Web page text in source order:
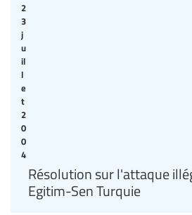
2
3
j
u
il
l
e
t
2
0
0
4
Résolution sur l'attaque
Egitim-Sen Turquie